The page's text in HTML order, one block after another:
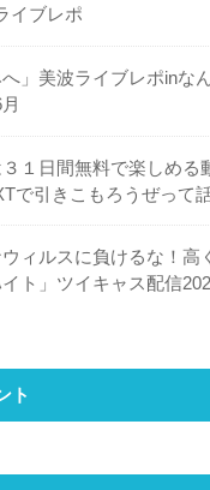
イブレポ
へ」美波ライブレポinな
１日間無料で楽しめる
で引きこもろうぜって
ィルスに負けるな！高
ト」ツイキャス配信
ト